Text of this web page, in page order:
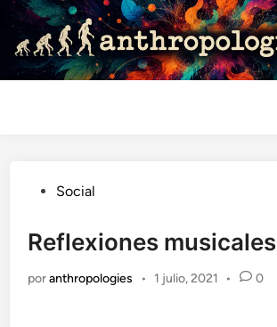
Saltar
contenido
Publicado
Social
Reflexiones musicales
poranthropologies • 1 julio, 2021 • 0